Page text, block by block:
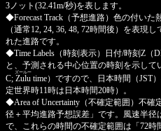
3ノット(32.41m/秒)を表します。
◆Forecast Track（予想進路）色の付い
（通常12, 24, 36, 48, 72時間後）を表現
れた進路です。
◆Time Labels（時刻表示）日付/時刻Z（
と、予測される中心位置の時刻を示し
C; Zulu
ズールー
time）ですので、日本時間（JST
定世界時11時は日本時間20時）。
◆Area of Uncertainty（不確定範囲）不確
径＋平均進路予想誤差」です。風速半径
で、これらの時間の不確定範囲は「72